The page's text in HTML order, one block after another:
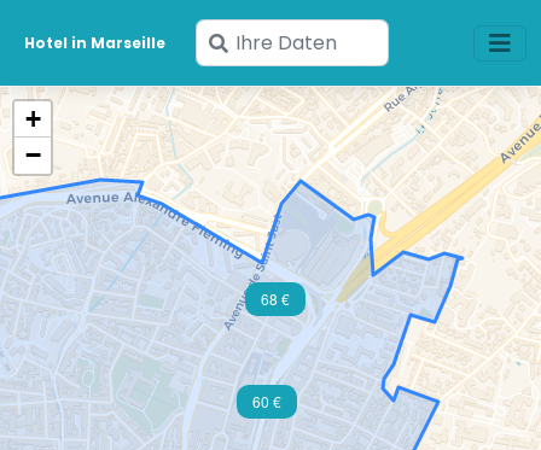
Hotel in Marseille
Geben
Sie
Ihre
Daten
ein
60 €
68 €
+
−